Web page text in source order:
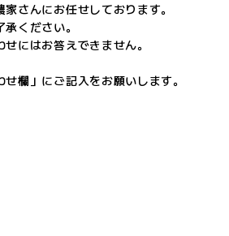
さんにお任せしております。
ください。
にはお答えできません。
欄」にご記入をお願いします。